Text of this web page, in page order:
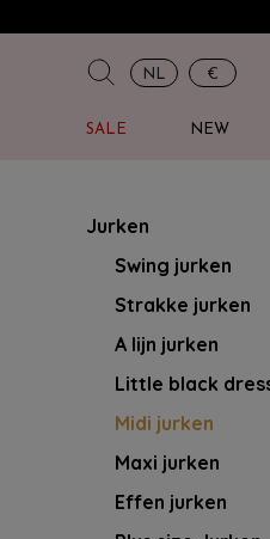
NL €
SALE NEW
Jurken
Swing jurken
Strakke jurken
A lijn jurken
Little black
Midi jurken
Maxi jurken
Effen jurken